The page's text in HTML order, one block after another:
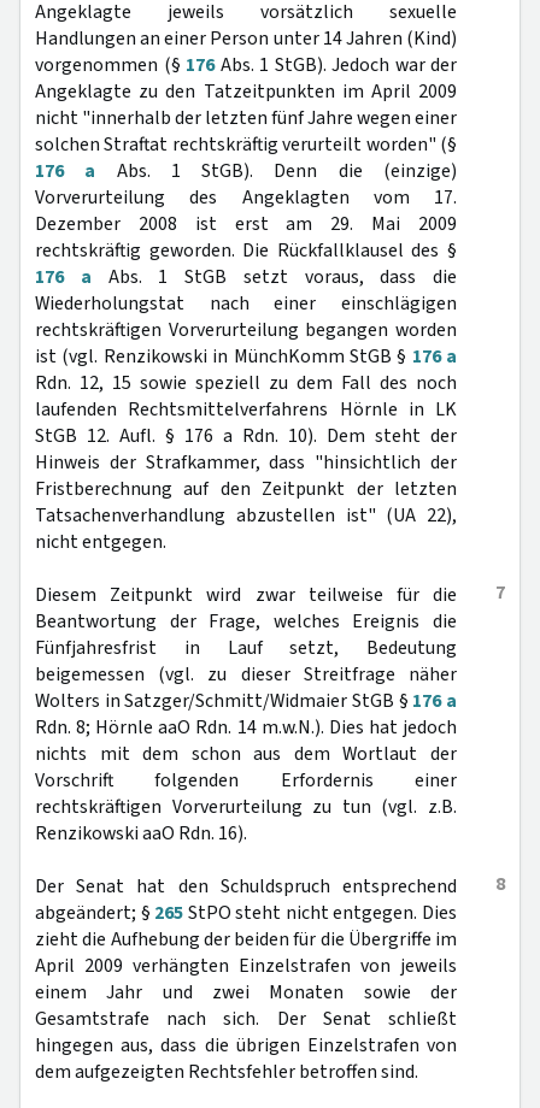
Angeklagte jeweils vorsätzlich sexuelle
Handlungen an einer Person unter 14 Jahren (Kind)
vorgenommen (§ 176Abs. 1 StGB). Jedoch war der
Angeklagte zu den Tatzeitpunkten im April 2009
nicht "innerhalb der letzten fünf Jahre wegen einer
solchen Straftat rechtskräftig verurteilt worden" (§
176 a Abs. 1 StGB). Denn die (einzige)
Vorverurteilung des Angeklagten vom 17.
Dezember 2008 ist erst am 29. Mai 2009
rechtskräftig geworden. Die Rückfallklausel des §
176 a Abs. 1 StGB setzt voraus, dass die
Wiederholungstat nach einer einschlägigen
rechtskräftigen Vorverurteilung begangen worden
ist (vgl. Renzikowski in MünchKomm StGB § 176 a
Rdn. 12, 15 sowie speziell zu dem Fall des noch
laufenden Rechtsmittelverfahrens Hörnle in LK
StGB 12. Aufl. § 176 a Rdn. 10). Dem steht der
Hinweis der Strafkammer, dass "hinsichtlich der
Fristberechnung auf den Zeitpunkt der letzten
Tatsachenverhandlung abzustellen ist" (UA 22),
nicht entgegen.
7
Diesem Zeitpunkt wird zwar teilweise für die
Beantwortung der Frage, welches Ereignis die
Fünfjahresfrist in Lauf setzt, Bedeutung
beigemessen (vgl. zu dieser Streitfrage näher
Wolters in Satzger/Schmitt/Widmaier StGB § 176 a
Rdn. 8; Hörnle aaO Rdn. 14 m.w.N.). Dies hat jedoch
nichts mit dem schon aus dem Wortlaut der
Vorschrift folgenden Erfordernis einer
rechtskräftigen Vorverurteilung zu tun (vgl. z.B.
Renzikowski aaO Rdn. 16).
8
Der Senat hat den Schuldspruch entsprechend
abgeändert; § 265StPO steht nicht entgegen. Dies
zieht die Aufhebung der beiden für die Übergriffe im
April 2009 verhängten Einzelstrafen von jeweils
einem Jahr und zwei Monaten sowie der
Gesamtstrafe nach sich. Der Senat schließt
hingegen aus, dass die übrigen Einzelstrafen von
dem aufgezeigten Rechtsfehler betroffen sind.